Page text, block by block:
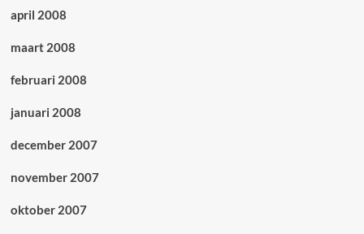
april 2008
maart 2008
februari 2008
januari 2008
december 2007
november 2007
oktober 2007